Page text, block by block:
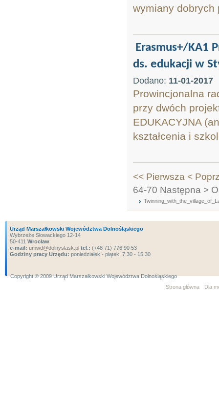
wymiany dobrych
Erasmus+/KA1
ds. edukacji w
Dodano: 11-01-2017
Prowincjonalna
przy dwóch
EDUKACYJNA
kształcenia i
<< Pierwsza <
64-70 Następna >
Urząd Marszałkowski Województwa Dolnośląskiego
Wybrzeże Słowackiego 12-14
50-411 Wrocław
e-mail: umwd@dolnyslask.pl tel.: (+48 71) 776 90 53
Godziny pracy Urzędu: poniedziałek - piątek: 7.30 - 15.30
Copyright ® 2009 Urząd Marszałkowski Województwa Dolnośląskiego
Strona główna
Dla